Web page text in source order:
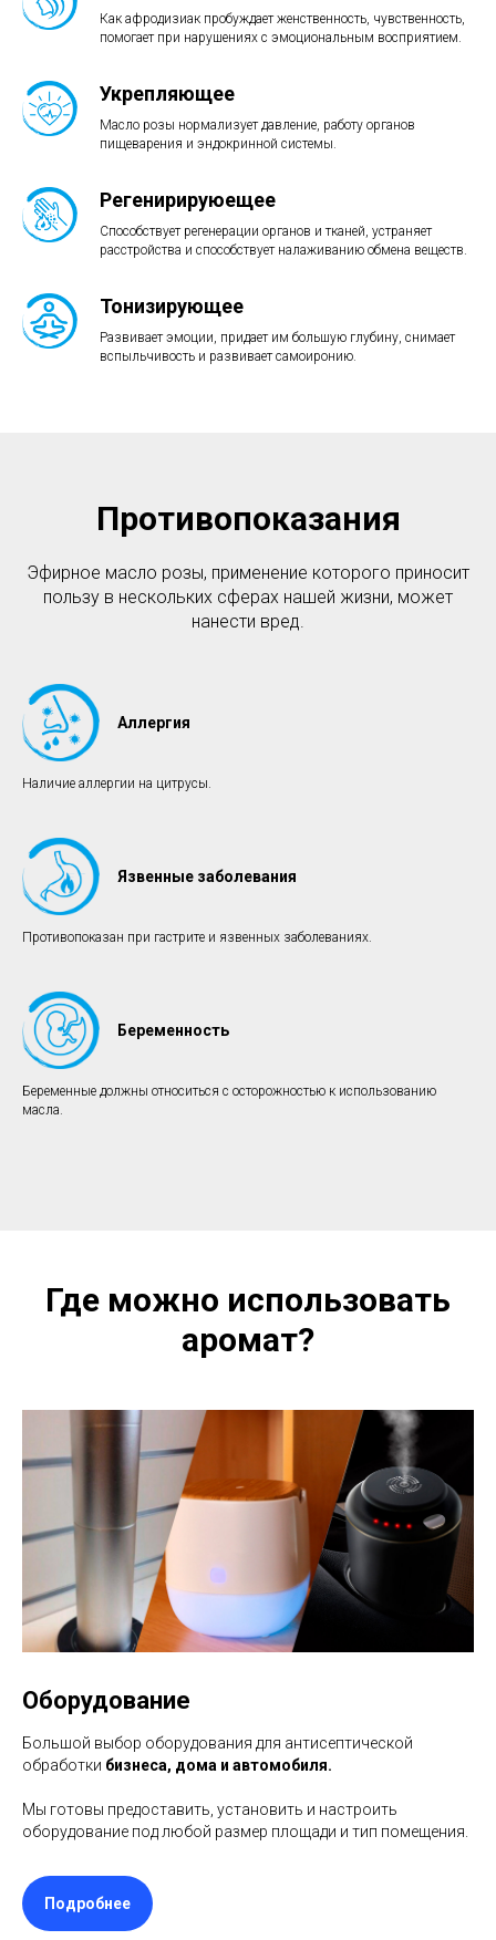
Как афродизиак пробуждает женственность, чувственность,
помогает при нарушениях с эмоциональным восприятием.
Укрепляющее
Масло розы нормализует давление, работу органов
пищеварения и эндокринной системы.
Регенирируюещее
Способствует регенерации органов и тканей, устраняет
расстройства и способствует налаживанию обмена веществ.
Тонизирующее
Развивает эмоции, придает им большую глубину, снимает
вспыльчивость и развивает самоиронию.
Противопоказания
Эфирное масло розы, применение которого приносит
пользу в нескольких сферах нашей жизни, может
нанести вред.
Аллергия
Наличие аллергии на цитрусы.
Язвенные заболевания
Противопоказан при гастрите и язвенных заболеваниях.
Беременность
Беременные должны относиться с осторожностью к использованию
масла.
Где можно использовать
аромат?
Оборудование
Большой выбор оборудования для антисептической
обработки бизнеса, дома и автомобиля.
Мы готовы предоставить, установить и настроить
оборудование под любой размер площади и тип помещения.
Подробнее